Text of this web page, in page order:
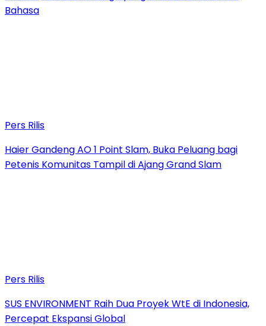
Bahasa
Pers Rilis
Haier Gandeng AO 1 Point Slam, Buka Peluang bagi
Petenis Komunitas Tampil di Ajang Grand Slam
Pers Rilis
SUS ENVIRONMENT Raih Dua Proyek WtE di Indonesia,
Percepat Ekspansi Global